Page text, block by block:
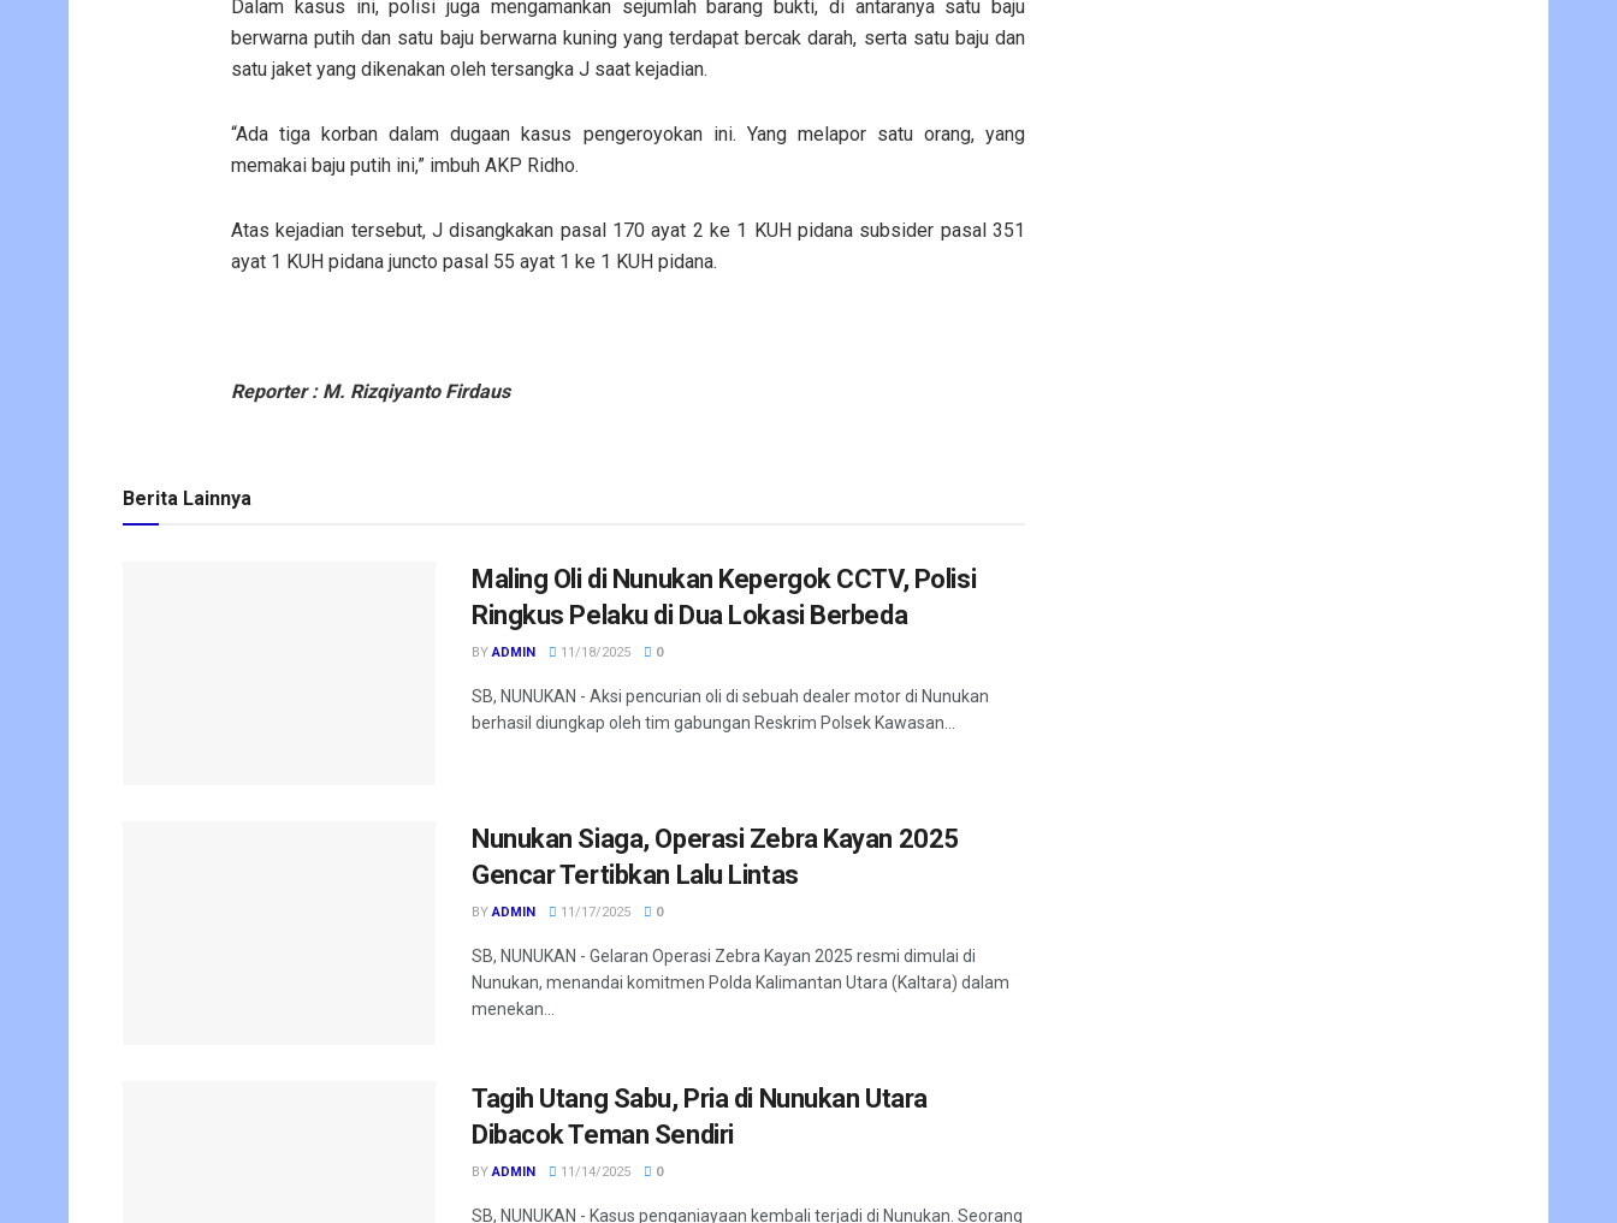
Dalam kasus ini, polisi juga mengamankan sejumlah barang bukti, di antaranya satu baju
berwarna putih dan satu baju berwarna kuning yang terdapat bercak darah, serta satu baju dan
satu jaket yang dikenakan oleh tersangka J saat kejadian.
“Ada tiga korban dalam dugaan kasus pengeroyokan ini. Yang melapor satu orang, yang
memakai baju putih ini,” imbuh AKP Ridho.
Atas kejadian tersebut, J disangkakan pasal 170 ayat 2 ke 1 KUH pidana subsider pasal 351
ayat 1 KUH pidana juncto pasal 55 ayat 1 ke 1 KUH pidana.
Reporter : M. Rizqiyanto Firdaus
Berita Lainnya
Maling Oli di Nunukan Kepergok CCTV, Polisi
Ringkus Pelaku di Dua Lokasi Berbeda
BY ADMIN 11/18/2025 0
SB, NUNUKAN - Aksi pencurian oli di sebuah dealer motor di Nunukan
berhasil diungkap oleh tim gabungan Reskrim Polsek Kawasan...
Nunukan Siaga, Operasi Zebra Kayan 2025
Gencar Tertibkan Lalu Lintas
BY ADMIN 11/17/2025 0
SB, NUNUKAN - Gelaran Operasi Zebra Kayan 2025 resmi dimulai di
Nunukan, menandai komitmen Polda Kalimantan Utara (Kaltara) dalam
menekan...
Tagih Utang Sabu, Pria di Nunukan Utara
Dibacok Teman Sendiri
BY ADMIN 11/14/2025 0
SB, NUNUKAN - Kasus penganiayaan kembali terjadi di Nunukan. Seorang